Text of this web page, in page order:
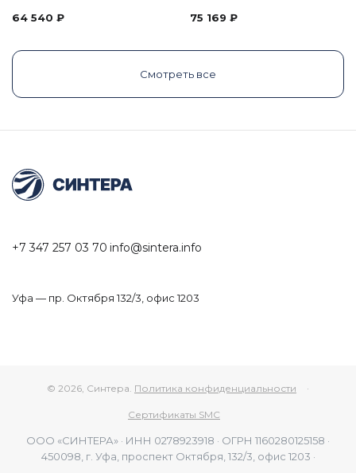
64 540 ₽ 75 169 ₽
Смотреть все
+7 347 257 03 70 info@sintera.info
Уфа — пр. Октября 132/3, офис 1203
© 2026, Синтера. Политика конфиденциальности ·
Сертификаты SMC
ООО «СИНТЕРА» · ИНН 0278923918 · ОГРН 1160280125158 ·
450098, г. Уфа, проспект Октября, 132/3, офис 1203 ·